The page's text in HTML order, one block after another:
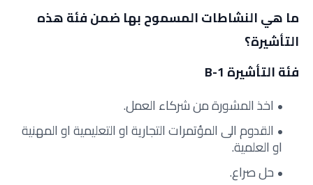
ما هي النشاطات المسموح بها ضمن فئة هذه
التأشيرة؟
فئة التأشيرة B-1
اخذ المشورة من شركاء العمل.
القدوم الى المؤتمرات التجارية او التعليمية او المهنية
او العلمية.
حل صراع.